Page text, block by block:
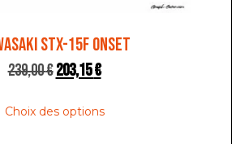
STX-15F ONSET
239,00€203,15€
Choix des options